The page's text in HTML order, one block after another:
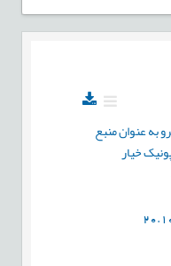
به عنوان منبع
خیار